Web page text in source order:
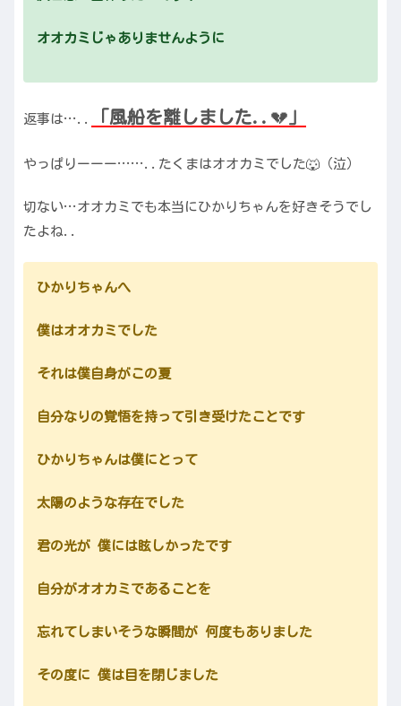
オオカミじゃありませんように
返事は….. 「風船を離しました.. 💔
やっぱりーーー……..たくまはオオカミでした🐺（泣）
切ない…オオカミでも本当にひかりちゃんを好きそうでし
たよね..
ひかりちゃんへ
僕はオオカミでした
それは僕自身がこの夏
自分なりの覚悟を持って引き受けたことです
ひかりちゃんは僕にとって
太陽のような存在でした
君の光が 僕には眩しかったです
自分がオオカミであることを
忘れてしまいそうな瞬間が 何度もありました
その度に 僕は目を閉じました